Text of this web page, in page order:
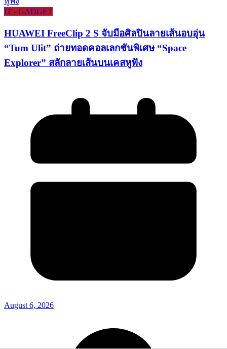
IT - GADGET
HUAWEI FreeClip 2 S จับมือศิลปินลายเส้นอบอุ่น
“Tum Ulit” ถ่ายทอดคอลเลกชันพิเศษ “Space
Explorer” สลักลายเส้นบนเคสหูฟัง
August 6, 2026